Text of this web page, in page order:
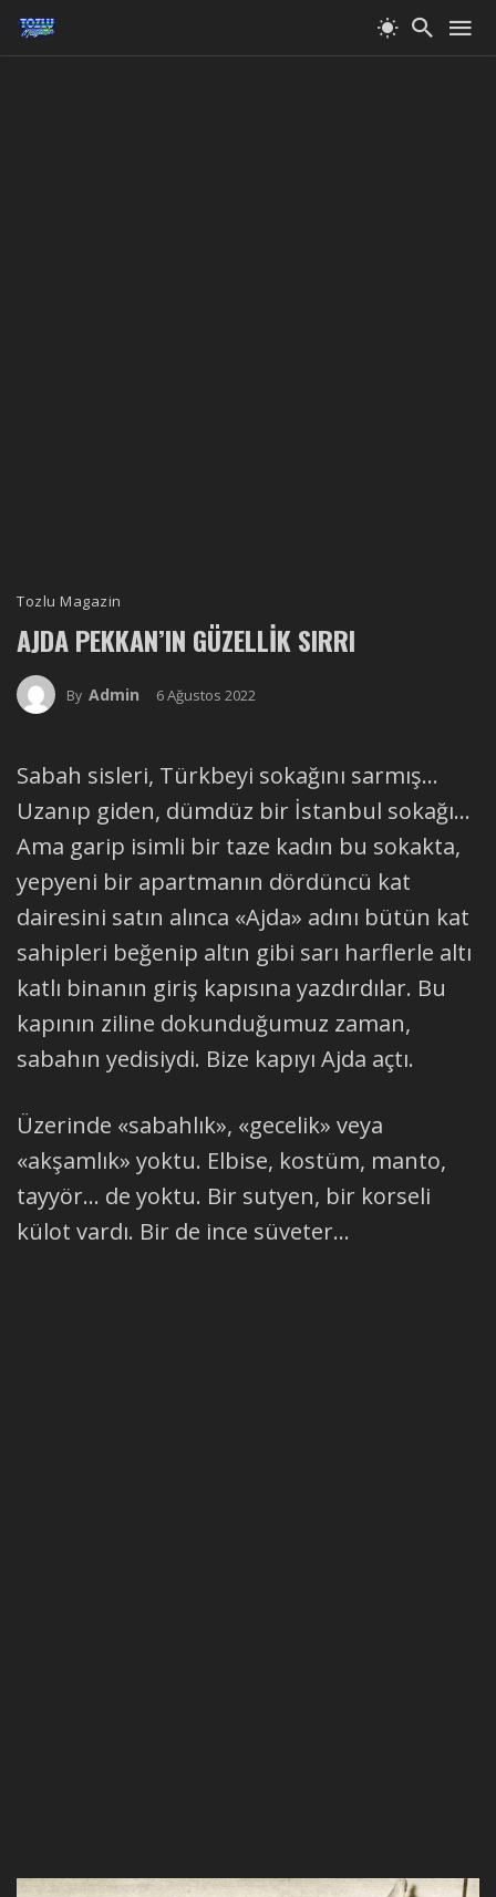
Tozlu Magazin
AJDA PEKKAN’IN GÜZELLIK SIRRI
By Admin 6 Ağustos 2022
Sabah sisleri, Türkbeyi sokağını sarmış…
Uzanıp giden, dümdüz bir İstanbul sokağı…
Ama garip isimli bir taze kadın bu sokakta,
yepyeni bir apartmanın dördüncü kat
dairesini satın alınca «Ajda» adını bütün kat
sahipleri beğenip altın gibi sarı harflerle altı
katlı binanın giriş kapısına yazdırdılar. Bu
kapının ziline dokunduğumuz zaman,
sabahın yedisiydi. Bize kapıyı Ajda açtı.
Üzerinde «sabahlık», «gecelik» veya
«akşamlık» yoktu. Elbise, kostüm, manto,
tayyör… de yoktu. Bir sutyen, bir korseli
külot vardı. Bir de ince süveter…